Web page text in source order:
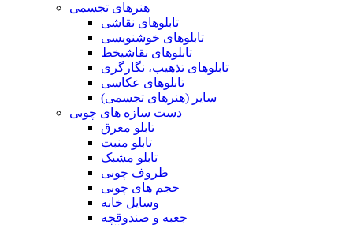
هنرهای تجسمی
تابلوهای نقاشی
تابلوهای خوشنویسی
تابلوهای نقاشیخط
تابلوهای تذهیب، نگارگری
تابلوهای عکاسی
سایر (هنرهای تجسمی)
دست سازه های چوبی
تابلو معرق
تابلو منبت
تابلو مشبک
ظروف چوبی
حجم های چوبی
وسایل خانه
جعبه و صندوقچه